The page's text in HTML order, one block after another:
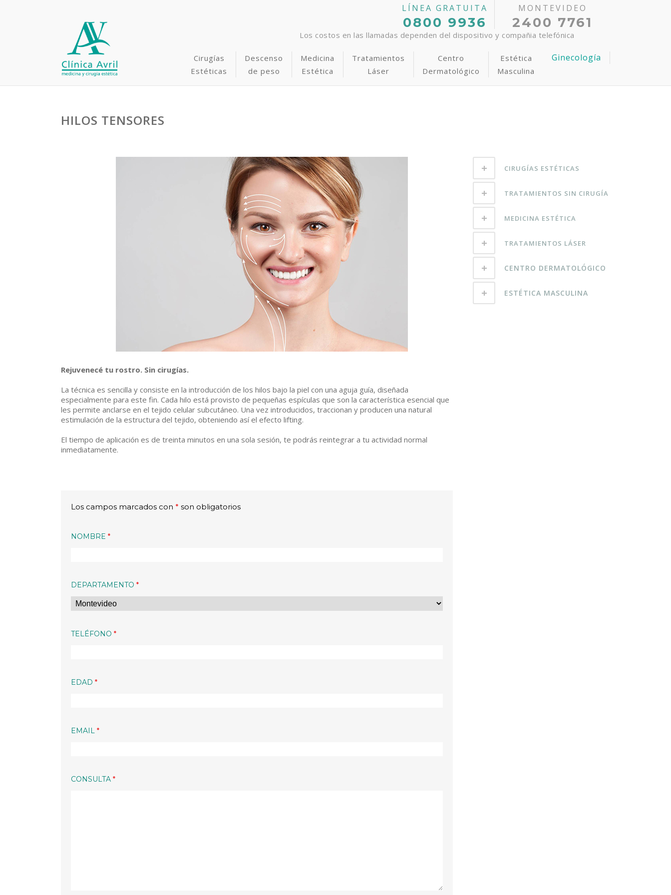
MONTEVIDEO
2400 7761
LÍNEA GRATUITA
0800 9936
Los costos en las llamadas dependen del dispositivo y compañia telefónica
Cirugías
Estéticas
Cirugía Íntima
Abdominoplastia
Aumento o reducción de
senos
Rinoplastia y Cirugías
Faciales
Descenso
de peso
Medicina
Estética
Clínica Adelgazamiento
Dieta Anti Ansiedad
Tratamiento de Celulitis
Várices y Varículas
Acné
Tratamientos
Láser
Remoción de tatuajes
Láser y Manchas Solares
Centro
Dermatológico
Sudoración Axilar
Láser y Manchas Solares
Foto-rejuvenecimiento
Rosácea
Estética
Masculina
Ginecología
HILOS TENSORES
Rejuvenecé tu rostro. Sin cirugías.
La técnica es sencilla y consiste en la introducción de los hilos bajo la piel con una aguja guía, diseñada
especialmente para este fin. Cada hilo está provisto de pequeñas espículas que son la característica esencial que
les permite anclarse en el tejido celular subcutáneo. Una vez introducidos, traccionan y producen una natural
estimulación de la estructura del tejido, obteniendo así el efecto lifting.
El tiempo de aplicación es de treinta minutos en una sola sesión, te podrás reintegrar a tu actividad normal
inmediatamente.
Los campos marcados con * son obligatorios
NOMBRE *
DEPARTAMENTO *
TELÉFONO *
EDAD *
EMAIL *
CONSULTA *
CIRUGÍAS ESTÉTICAS
TRATAMIENTOS SIN CIRUGÍA
MEDICINA ESTÉTICA
TRATAMIENTOS LÁSER
CENTRO DERMATOLÓGICO
ESTÉTICA MASCULINA